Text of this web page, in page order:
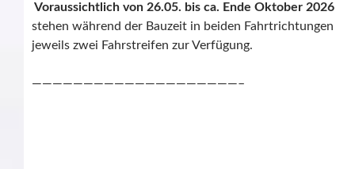
Voraussichtlich von 26.05. bis ca. Ende Oktober 2026
stehen während der Bauzeit in beiden Fahrtrichtungen
jeweils zwei Fahrstreifen zur Verfügung.
————————————————————–